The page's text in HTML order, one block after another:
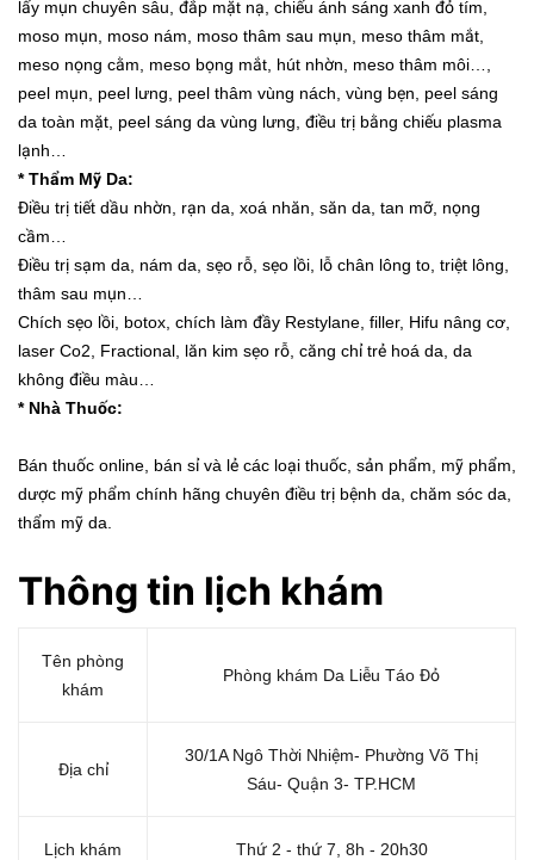
lấy mụn chuyên sâu, đắp mặt nạ, chiếu ánh sáng xanh đỏ tím,
moso mụn, moso nám, moso thâm sau mụn, meso thâm mắt,
meso nọng cằm, meso bọng mắt, hút nhờn, meso thâm môi…,
peel mụn, peel lưng, peel thâm vùng nách, vùng bẹn, peel sáng
da toàn mặt, peel sáng da vùng lưng, điều trị bằng chiếu plasma
lạnh…
* Thẩm Mỹ Da:
Điều trị tiết dầu nhờn, rạn da, xoá nhăn, săn da, tan mỡ, nọng
cầm…
Điều trị sạm da, nám da, sẹo rỗ, sẹo lồi, lỗ chân lông to, triệt lông,
thâm sau mụn…
Chích sẹo lồi, botox, chích làm đầy Restylane, filler, Hifu nâng cơ,
laser Co2, Fractional, lăn kim sẹo rỗ, căng chỉ trẻ hoá da, da
không điều màu…
* Nhà Thuốc:
Bán thuốc online, bán sỉ và lẻ các loại thuốc, sản phẩm, mỹ phẩm,
dược mỹ phẩm chính hãng chuyên điều trị bệnh da, chăm sóc da,
thẩm mỹ da.
Thông tin lịch khám
Tên phòng
khám
Phòng khám Da Liễu Táo Đỏ
Địa chỉ
30/1A Ngô Thời Nhiệm- Phường Võ Thị
Sáu- Quận 3- TP.HCM
Lịch khám Thứ 2 - thứ 7, 8h - 20h30